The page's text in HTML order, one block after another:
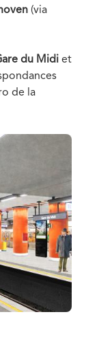
(via
du Midi et
de la